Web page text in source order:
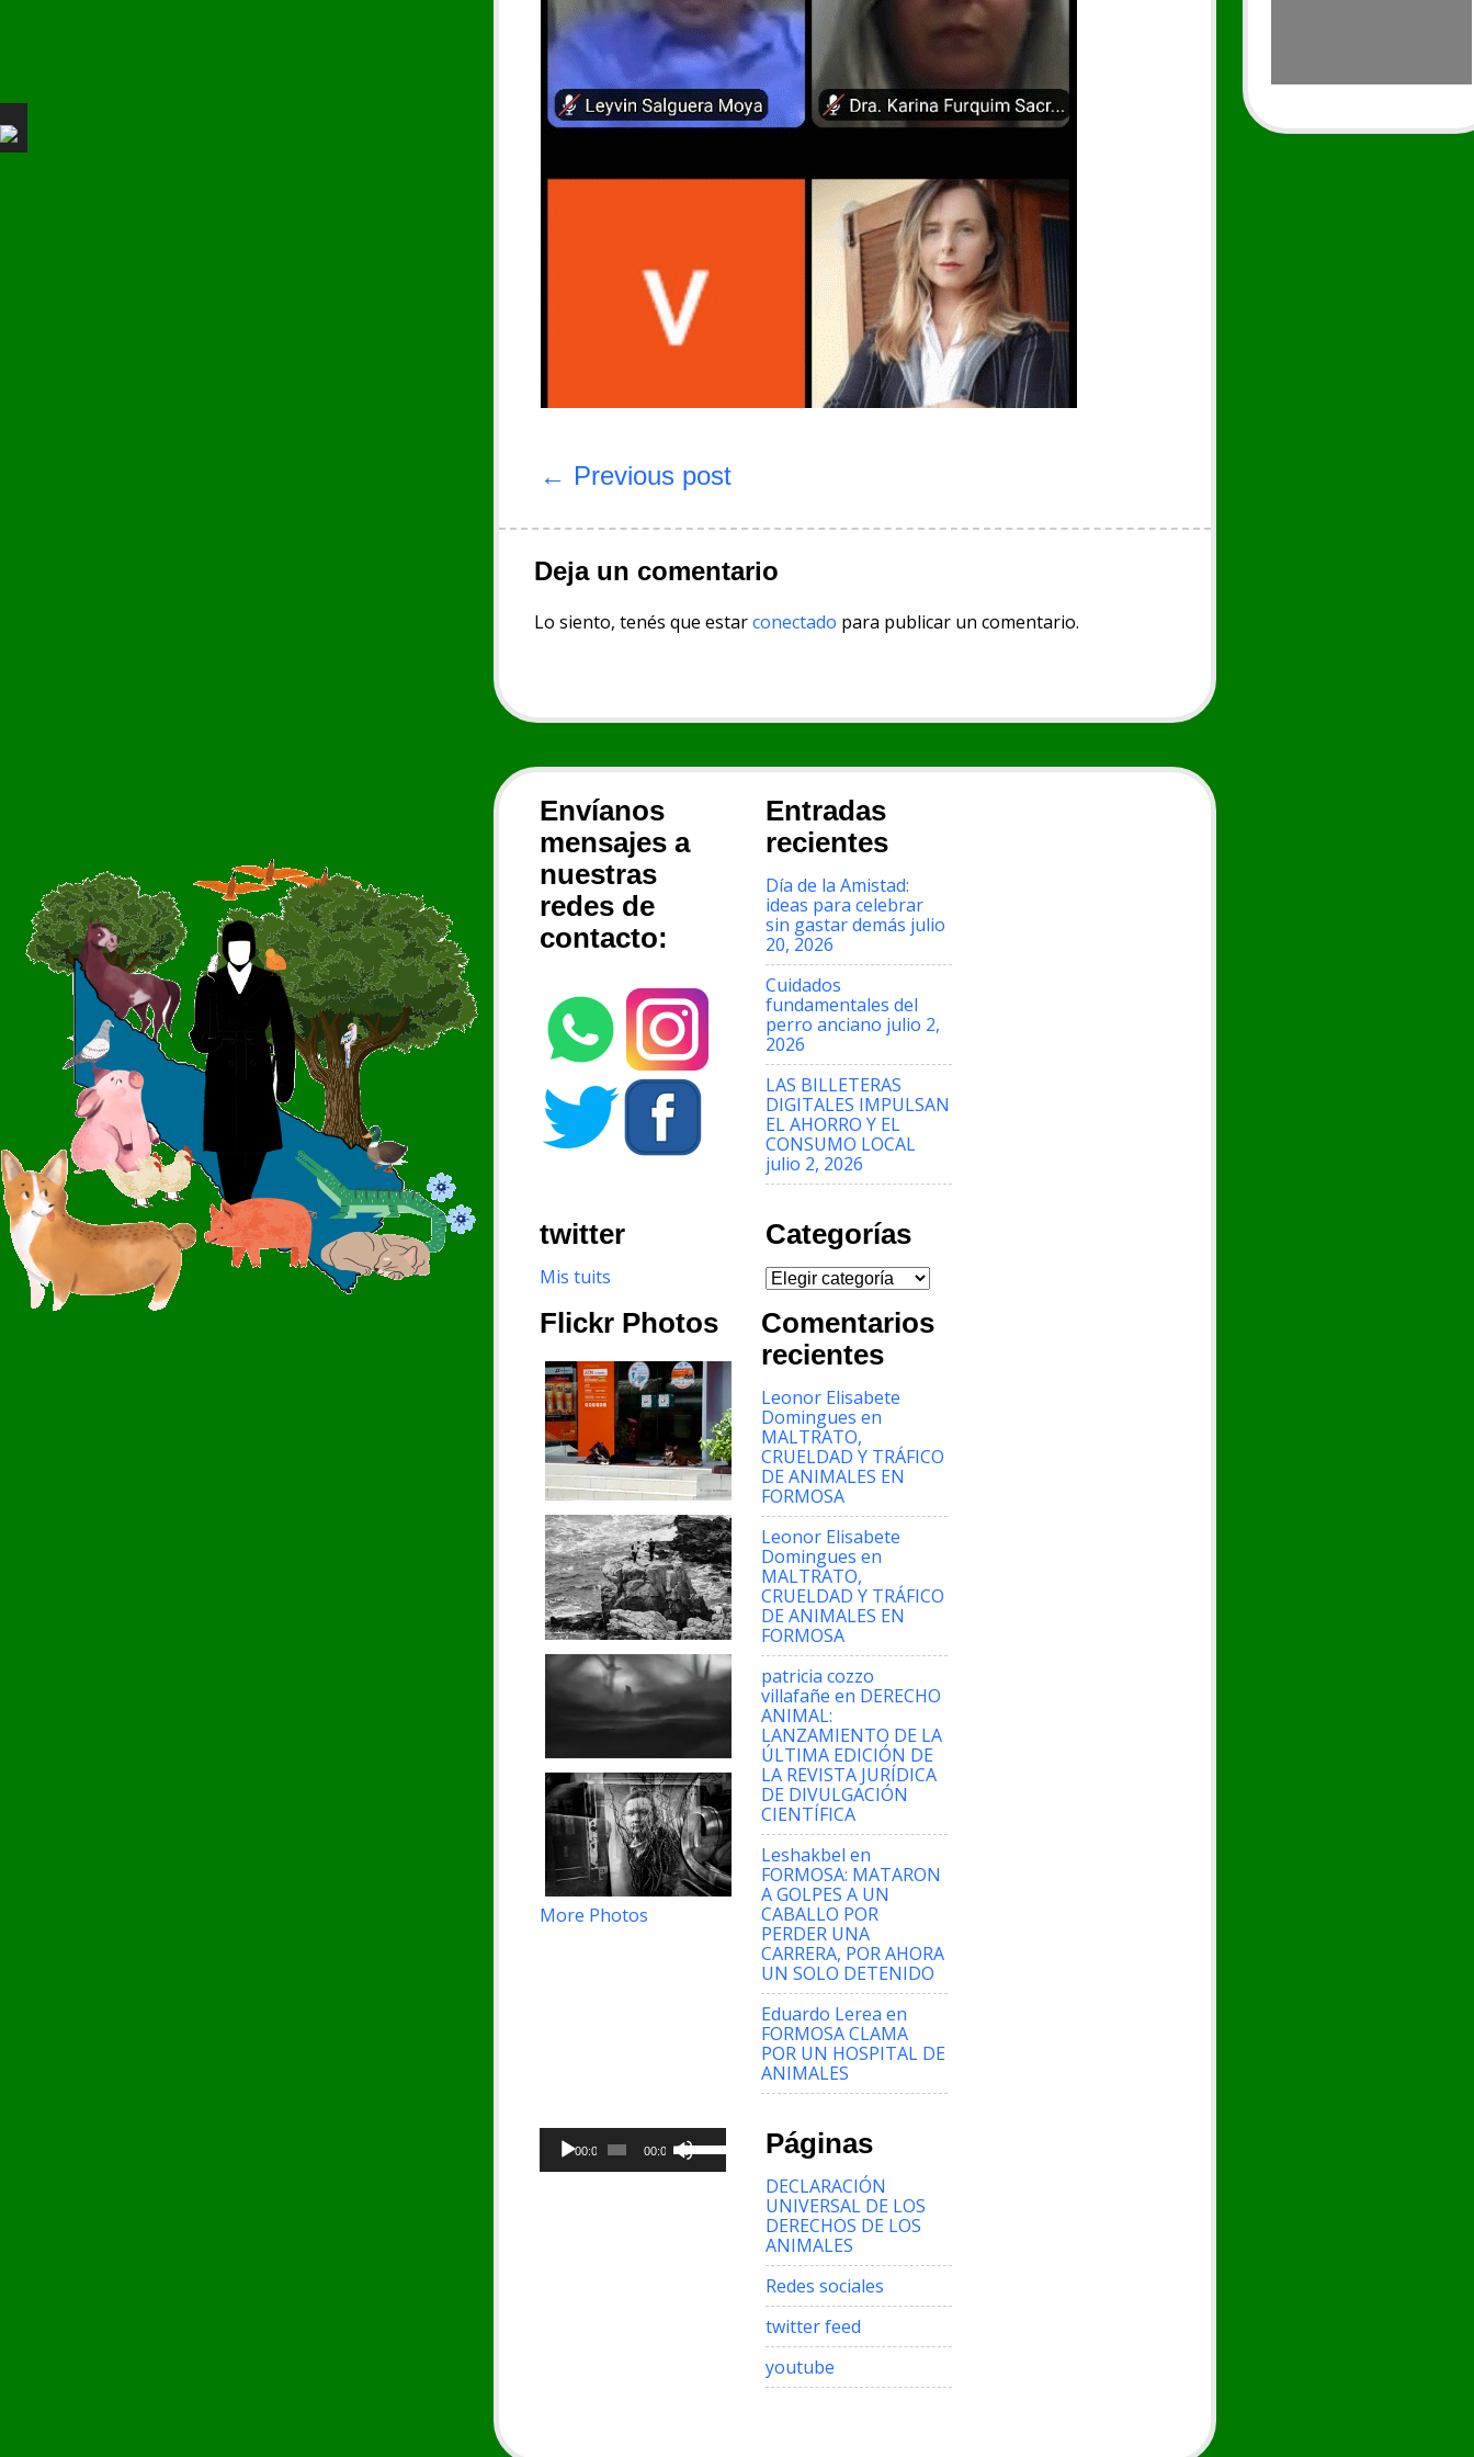
entradas
← Previous post
Deja un comentario
Lo siento, tenés que estarconectado para publicar un comentario.
Envíanos
mensajes a
nuestras
redes de
contacto:
Entradas
recientes
Día de la Amistad:
ideas para celebrar
sin gastar demás julio
20, 2026
Cuidados
fundamentales del
perro anciano julio 2,
2026
LAS BILLETERAS
DIGITALES IMPULSAN
EL AHORRO Y EL
CONSUMO LOCAL
julio 2, 2026
twitter
Mis tuits
Categorías
Categorías
Comentarios
recientes
Leonor Elisabete
Domingues en
MALTRATO,
CRUELDAD Y TRÁFICO
DE ANIMALES EN
FORMOSA
Leonor Elisabete
Domingues en
MALTRATO,
CRUELDAD Y TRÁFICO
DE ANIMALES EN
FORMOSA
patricia cozzo
villafañe en DERECHO
ANIMAL:
LANZAMIENTO DE LA
ÚLTIMA EDICIÓN DE
LA REVISTA JURÍDICA
DE DIVULGACIÓN
CIENTÍFICA
Leshakbel en
FORMOSA: MATARON
A GOLPES A UN
CABALLO POR
PERDER UNA
CARRERA, POR AHORA
UN SOLO DETENIDO
Eduardo Lerea en
FORMOSA CLAMA
POR UN HOSPITAL DE
ANIMALES
Flickr Photos
More Photos
Reproductor
audio
00:00 00:00
Utiliza
las
teclas
arriba/abajo
Páginas
DECLARACIÓN
UNIVERSAL DE LOS
DERECHOS DE LOS
ANIMALES
Redes sociales
twitter feed
youtube